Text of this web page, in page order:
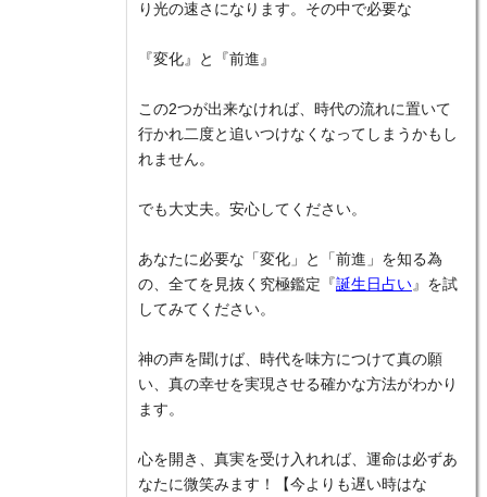
り光の速さになります。その中で必要な
『変化』と『前進』
この2つが出来なければ、時代の流れに置いて
行かれ二度と追いつけなくなってしまうかもし
れません。
でも大丈夫。安心してください。
あなたに必要な「変化」と「前進」を知る為
の、全てを見抜く究極鑑定『誕生日占い 』を試
してみてください。
神の声を聞けば、時代を味方につけて真の願
い、真の幸せを実現させる確かな方法がわかり
ます。
心を開き、真実を受け入れれば、運命は必ずあ
なたに微笑みます！【今よりも遅い時はな